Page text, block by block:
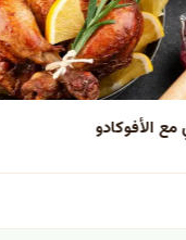
الأفوكادو